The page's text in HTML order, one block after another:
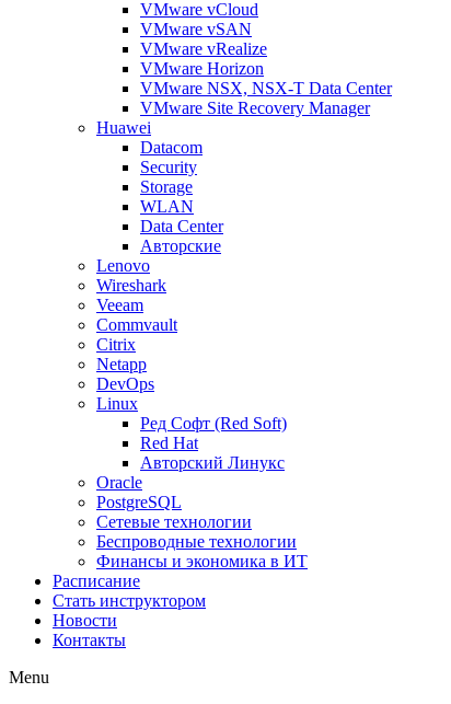
VMware vCloud
VMware vSAN
VMware vRealize
VMware Horizon
VMware NSX, NSX-T Data Center
VMware Site Recovery Manager
Huawei
Datacom
Security
Storage
WLAN
Data Center
Авторские
Lenovo
Wireshark
Veeam
Commvault
Citrix
Netapp
DevOps
Linux
Ред Софт (Red Soft)
Red Hat
Авторский Линукс
Oracle
PostgreSQL
Сетевые технологии
Беспроводные технологии
Финансы и экономика в ИТ
Расписание
Стать инструктором
Новости
Контакты
Menu